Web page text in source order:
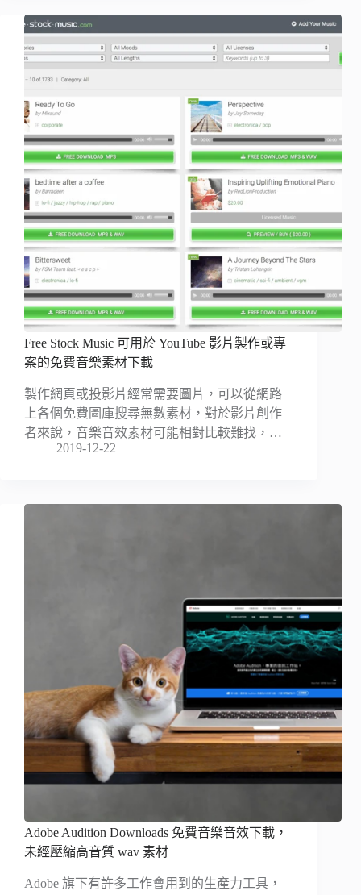
Free Stock Music 可用於 YouTube 影片製作或專
案的免費音樂素材下載
製作網頁或投影片經常需要圖片，可以從網路
上各個免費圖庫搜尋無數素材，對於影片創作
者來說，音樂音效素材可能相對比較難找，…
2019-12-22
Adobe Audition Downloads 免費音樂音效下載，
未經壓縮高音質 wav 素材
Adobe 旗下有許多工作會用到的生產力工具，